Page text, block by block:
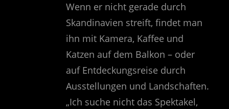
Wenn er nicht gerade durch
Skandinavien streift, findet man
ihn mit Kamera, Kaffee und
Katzen auf dem Balkon – oder
auf Entdeckungsreise durch
Ausstellungen und Landschaften.
„Ich suche nicht das Spektakel,